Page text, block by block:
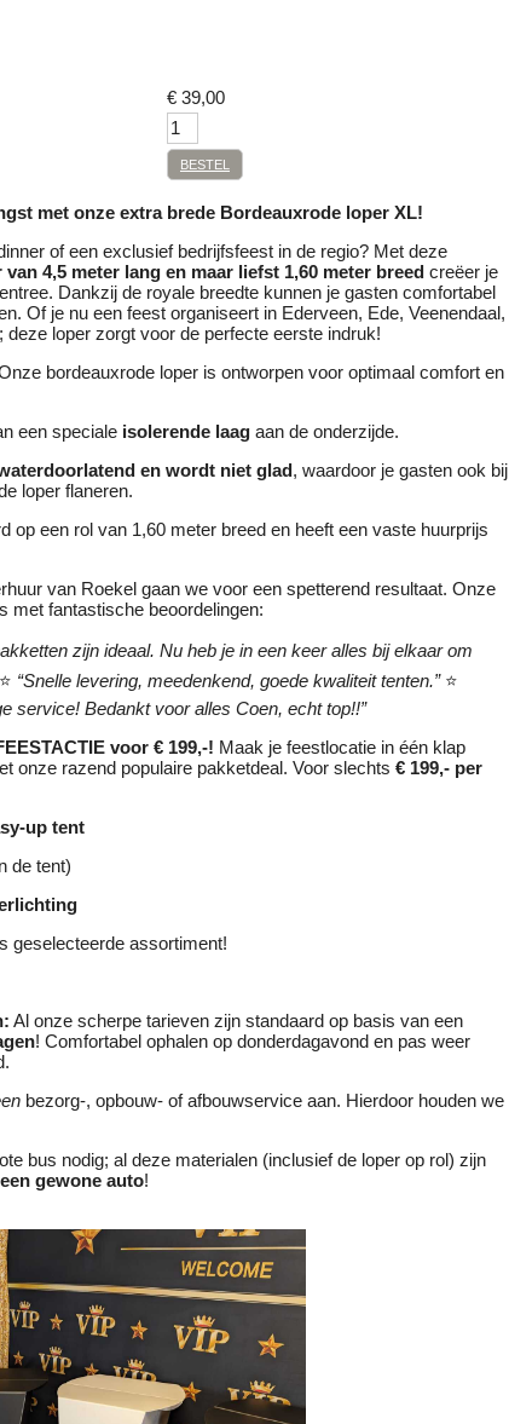
€ 39,00
BESTEL
met onze extra brede Bordeauxrode loper XL!
of een exclusief bedrijfsfeest in de regio? Met deze
4,5 meter lang en maar liefst 1,60 meter breed creëer je
Dankzij de royale breedte kunnen je gasten comfortabel
Of je nu een feest organiseert in Ederveen, Ede, Veenendaal,
loper zorgt voor de perfecte eerste indruk!
bordeauxrode loper is ontworpen voor optimaal comfort en
een speciale isolerende laag aan de onderzijde.
en wordt niet glad, waardoor je gasten ook bij
loper flaneren.
op een rol van 1,60 meter breed en heeft een vaste huurprijs
van Roekel gaan we voor een spetterend resultaat. Onze
met fantastische beoordelingen:
zijn ideaal. Nu heb je in een keer alles bij elkaar om
“Snelle levering, meedenkend, goede kwaliteit tenten.”⭐
service! Bedankt voor alles Coen, echt top!!”
voor € 199,-! Maak je feestlocatie in één klap
onze razend populaire pakketdeal. Voor slechts € 199,- per
up tent
de tent)
geselecteerde assortiment!
Al onze scherpe tarieven zijn standaard op basis van een
! Comfortabel ophalen op donderdagavond en pas weer
bezorg-, opbouw- of afbouwservice aan. Hierdoor houden we
bus nodig; al deze materialen (inclusief de loper op rol) zijn
gewone auto!